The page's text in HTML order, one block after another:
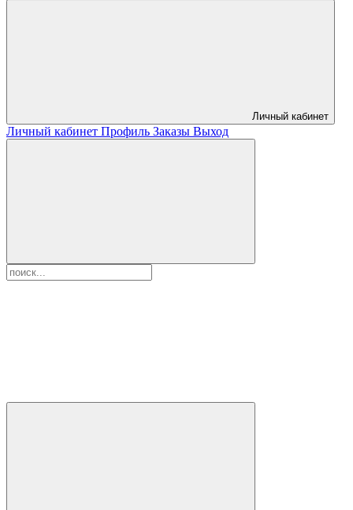
Личный кабинет
Личный кабинет Профиль Заказы Выход